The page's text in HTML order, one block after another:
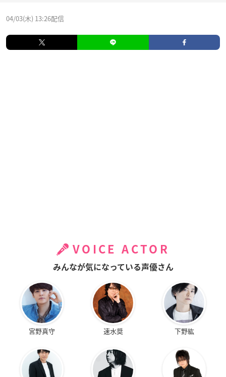
04/03(木) 13:26配信
VOICE ACTOR
みんなが気になっている声優さん
宮野真守 速水奨 下野紘